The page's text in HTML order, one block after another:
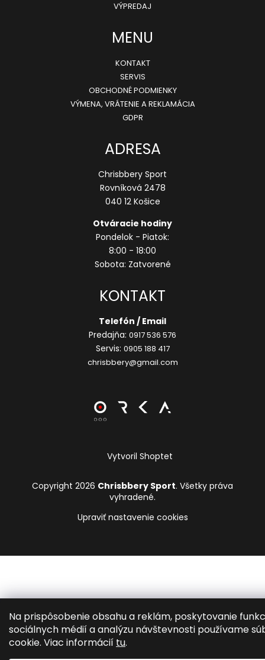
Na prispôsobenie obsahu a reklám, poskytovanie
sociálnych médií a analýzu návštevnosti používame
cookie. Viac informácií tu.
VÝPREDAJ
MENU
KONTAKT
SERVIS
OBCHODNÉ PODMIENKY
VÝMENA, VRÁTENIE A REKLAMÁCIA
GDPR
ADRESA
Chrisbbery Sport
Rovníková 2478
040 12 Košice
Otváracie hodiny
Pondelok - Piatok:
8:00 - 18:00
Sobota: Zatvorené
KONTAKT
Telefón / Email
Predajňa: 0917 536 576
Servis: 0905 188 417
chrisbbery@gmail.com
Vytvoril Shoptet
Copyright 2026 Chrisbbery Sport. Všetky práva
vyhradené.
Upraviť nastavenie cookies